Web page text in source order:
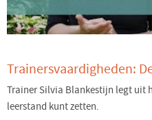
Trainersvaardigheden:
Trainer Silvia Blankestijn legt uit
leerstand kunt zetten.